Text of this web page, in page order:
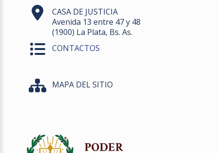
CASA DE JUSTICIA
Avenida 13 entre 47 y 48
(1900) La Plata, Bs. As.
CONTACTOS
MAPA DEL SITIO